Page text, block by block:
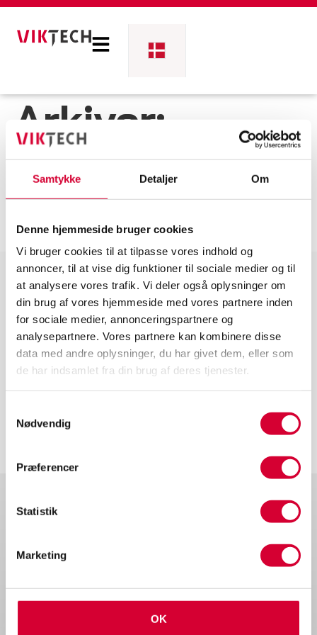
Samtykke Detaljer Om
Denne hjemmeside bruger cookies
Vi bruger cookies til at tilpasse vores indhold og
annoncer, til at vise dig funktioner til sociale medier og til
at analysere vores trafik. Vi deler også oplysninger om
din brug af vores hjemmeside med vores partnere inden
for sociale medier, annonceringspartnere og
analysepartnere. Vores partnere kan kombinere disse
data med andre oplysninger, du har givet dem, eller som
de har indsamlet fra din brug af deres tjenester.
Nødvendig
Præferencer
Statistik
Marketing
OK
Arkiver:
References
Viktech er medlem af
8210 Aarhus V
70 20 90 43